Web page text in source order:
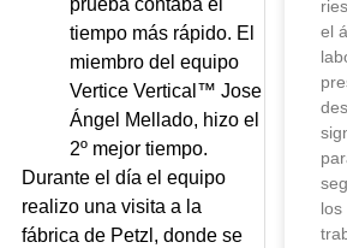
prueba contaba el
tiempo más rápido. El
miembro del equipo
Vertice Vertical™ Jose
Ángel Mellado, hizo el
2º mejor tiempo.
Durante el día el equipo
realizo una visita a la
fábrica de Petzl, donde se
el
los